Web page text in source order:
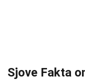
Sjove Fakta